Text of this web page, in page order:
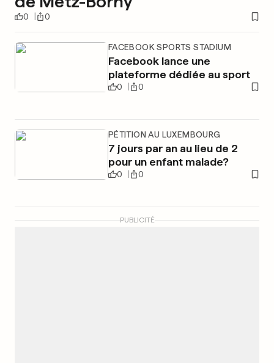
0 0
FACEBOOK SPORTS STADIUM
Facebook lance une
plateforme dédiée au sport
0 0
PÉTITION AU LUXEMBOURG
7 jours par an au lieu de 2
pour un enfant malade?
0 0
PUBLICITÉ